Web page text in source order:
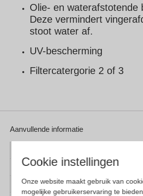
Olie- en waterafstotende
Deze vermindert
stoot water af.
UV-bescherming
Filtercatergorie 2 of 3
Aanvullende informatie
Montuur materiaal Kunststof
Lens materiaal Glas
Cookie instellingen
Onze website maakt gebruik van
mogelijke gebruikerservaring te